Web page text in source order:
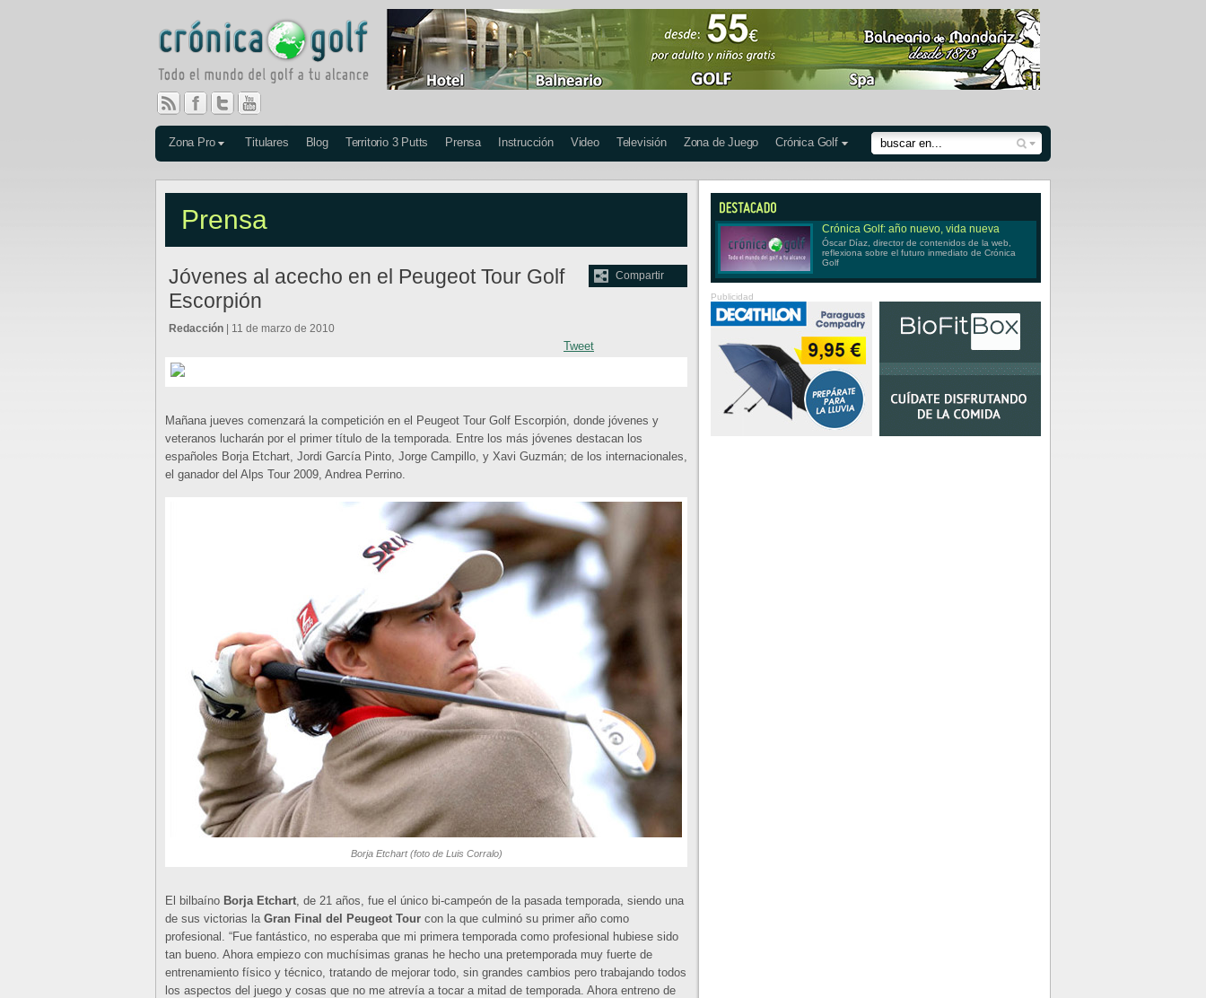
Zona Pro Titulares Blog Territorio 3 Putts Prensa Instrucción Video Televisión Zona de Juego Crónica Golf
Prensa
Compartir
Jóvenes al acecho en el Peugeot Tour Golf
Escorpión
Tweet
Redacción | 11 de marzo de 2010
Mañana jueves comenzará la competición en el Peugeot Tour Golf Escorpión, donde jóvenes y
veteranos lucharán por el primer título de la temporada. Entre los más jóvenes destacan los
españoles Borja Etchart, Jordi García Pinto, Jorge Campillo, y Xavi Guzmán; de los internacionales,
el ganador del Alps Tour 2009, Andrea Perrino.
Borja Etchart (foto de Luis Corralo)
El bilbaíno Borja Etchart, de 21 años, fue el único bi-campeón de la pasada temporada, siendo una
de sus victorias la Gran Final del Peugeot Tour con la que culminó su primer año como
profesional. “Fue fantástico, no esperaba que mi primera temporada como profesional hubiese sido
tan bueno. Ahora empiezo con muchísimas granas he hecho una pretemporada muy fuerte de
entrenamiento físico y técnico, tratando de mejorar todo, sin grandes cambios pero trabajando todos
los aspectos del juego y cosas que no me atrevía a tocar a mitad de temporada. Ahora entreno de
Crónica Golf: año nuevo, vida nueva
Óscar Díaz, director de contenidos de la web,
reflexiona sobre el futuro inmediato de Crónica
Golf
Publicidad